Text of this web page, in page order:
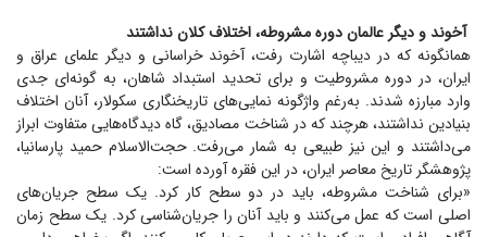
آخوند و دیگر عالمان دوره مشروطه، اختلاف کلان نداشتند
همانگونه که در دیباچه اشارت رفت، آخوند خراسانی و دیگر علمای عراق و
ایران، در دوره مشروطیت و برای تحدید استبداد شاهان، به گونه‌ای جدی
وارد مبارزه شدند. به‌رغم واژگونه نمایی‌های تاریخنگاری سکولار، آنان اختلاف
بنیادین نداشتند، هرچند که در شناخت مصادیق، گاه دیدگاه‌هایی متفاوت ابراز
می‌داشتند و این نیز طبیعی به شمار می‌رفت. حجت‌الاسلام حمید پارسانیا،
پژوهشگر تاریخ معاصر ایران، در این فقره آورده است:
«برای شناخت مشروطه، باید در دو سطح کار کرد. یک سطح جریان‌های
اصلی است که عمل می‌کنند و باید آنان را جریان‌شناسی کرد. یک سطح زمان